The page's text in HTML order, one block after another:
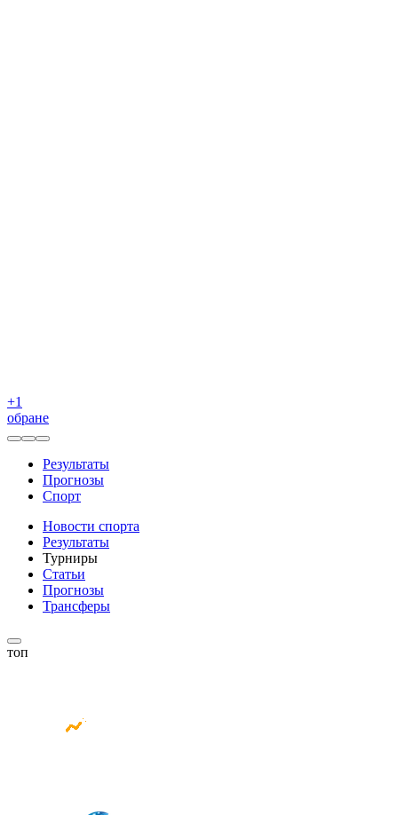
+1
обране
Результаты
Прогнозы
Спорт
Новости спорта
Результаты
Турниры
Статьи
Прогнозы
Трансферы
топ